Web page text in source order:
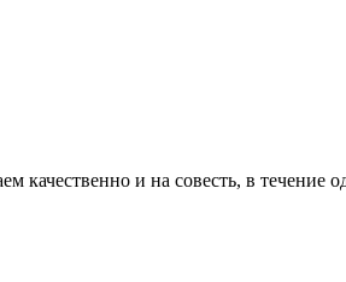
и на совесть, в течение